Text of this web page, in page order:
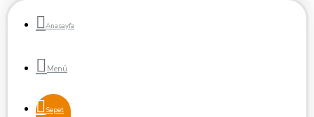
Anasayfa
Sepet